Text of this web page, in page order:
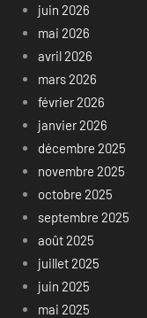
juin 2026
mai 2026
avril 2026
mars 2026
février 2026
janvier 2026
décembre 2025
novembre 2025
octobre 2025
septembre 2025
août 2025
juillet 2025
juin 2025
mai 2025